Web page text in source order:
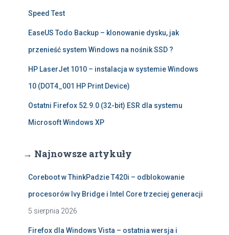
Speed Test
EaseUS Todo Backup – klonowanie dysku, jak
przenieść system Windows na nośnik SSD ?
HP LaserJet 1010 – instalacja w systemie Windows
10 (DOT4_001 HP Print Device)
Ostatni Firefox 52.9.0 (32-bit) ESR dla systemu
Microsoft Windows XP
→ Najnowsze artykuły
Coreboot w ThinkPadzie T420i – odblokowanie
procesorów Ivy Bridge i Intel Core trzeciej generacji
5 sierpnia 2026
Firefox dla Windows Vista – ostatnia wersja i